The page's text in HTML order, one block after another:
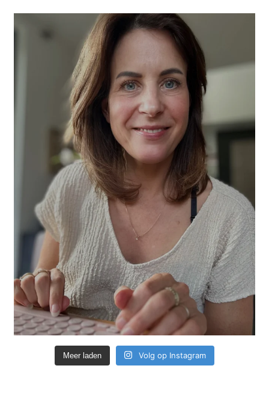
Meer laden Volg op Instagram